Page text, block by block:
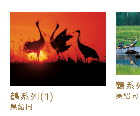
鶴系列(1)
吳紹同
鶴系
吳紹同